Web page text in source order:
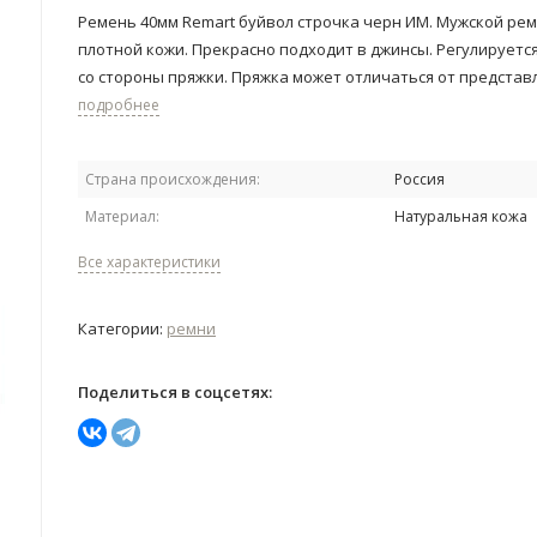
Ремень 40мм Remart буйвол строчка черн ИМ. Мужской
плотной кожи. Прекрасно подходит в джинсы.
со стороны пряжки. Пряжка может отличаться от
подробнее
Страна происхождения:
Россия
Материал:
Натуральная кожа
Все характеристики
Категории: ремни
Поделиться в соцсетях: